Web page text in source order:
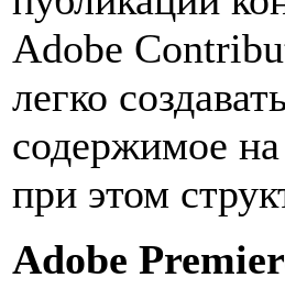
Adobe
легко
содержимое
при этом
Adobe